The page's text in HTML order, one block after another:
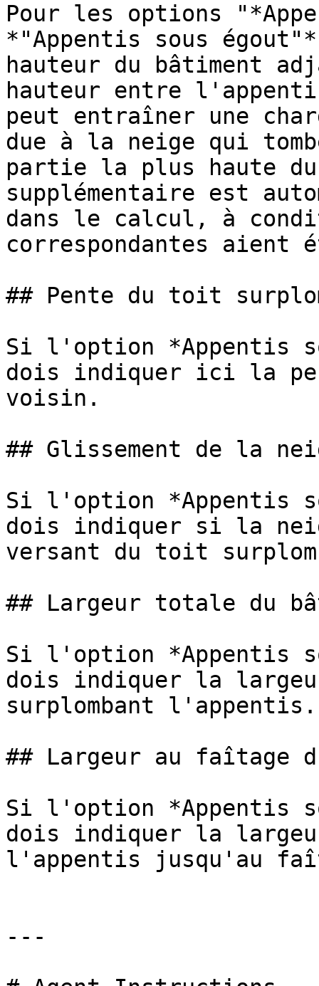
Pour les options
*"Appentis sous
hauteur du bâtiment
hauteur entre
peut entraîner une
due à la neige qui
partie la plus haute
supplémentaire est
dans le calcul, à
correspondantes aient
## Pente du toit
Si l'option *Appentis
dois indiquer ici la
voisin.
## Glissement de la
Si l'option *Appentis
dois indiquer si la
versant du toit
## Largeur totale du
Si l'option *Appentis
dois indiquer la
surplombant l'appentis.
## Largeur au faîtage
Si l'option *Appentis
dois indiquer la
l'appentis jusqu'au
---